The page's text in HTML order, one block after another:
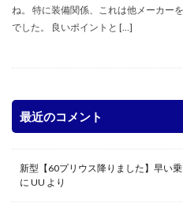
ね。 特に装備関係、これは他メーカー
でした。 良いポイントと […]
最近のコメント
新型【60プリウス降りました】早い
に UU より